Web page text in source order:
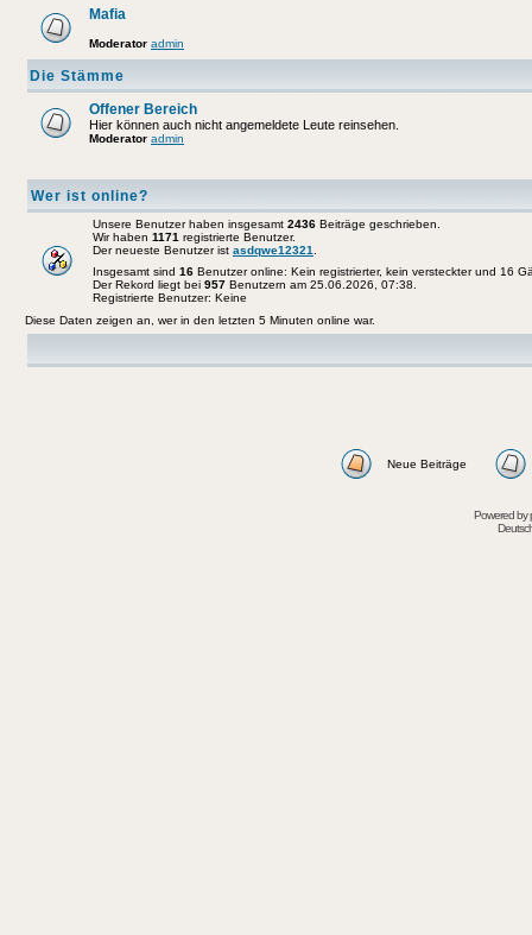
Mafia
Moderator admin
Die Stämme
Offener Bereich
Hier können auch nicht angemeldete Leute reinsehen.
Moderator admin
Wer ist online?
Unsere Benutzer haben insgesamt 2436 Beiträge geschrieben.
Wir haben 1171 registrierte Benutzer.
Der neueste Benutzer ist asdqwe12321
Insgesamt sind 16 Benutzer online: Kein registrierter, kein versteckter und 16
Der Rekord liegt bei 957 Benutzern am 25.06.2026, 07:38.
Registrierte Benutzer: Keine
Diese Daten zeigen an, wer in den letzten 5 Minuten online war.
Neue Beiträge
Powered by